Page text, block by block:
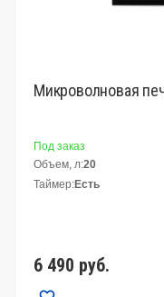
Микроволновая
Под заказ
Объем, л:20
Таймер:Есть
6 490 руб.